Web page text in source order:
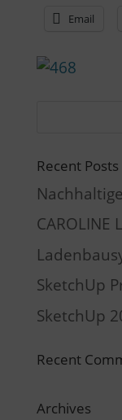
Email
Recent Posts
SketchUp
SketchUp
Recent
Archives